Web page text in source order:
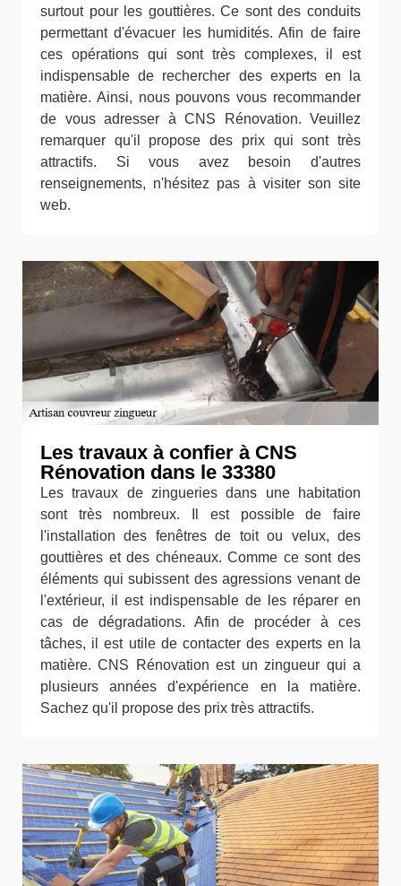
surtout pour les gouttières. Ce sont des conduits
permettant d'évacuer les humidités. Afin de faire
ces opérations qui sont très complexes, il est
indispensable de rechercher des experts en la
matière. Ainsi, nous pouvons vous recommander
de vous adresser à CNS Rénovation. Veuillez
remarquer qu'il propose des prix qui sont très
attractifs. Si vous avez besoin d'autres
renseignements, n'hésitez pas à visiter son site
web.
Les travaux à confier à CNS
Rénovation dans le 33380
Les travaux de zingueries dans une habitation
sont très nombreux. Il est possible de faire
l'installation des fenêtres de toit ou velux, des
gouttières et des chéneaux. Comme ce sont des
éléments qui subissent des agressions venant de
l'extérieur, il est indispensable de les réparer en
cas de dégradations. Afin de procéder à ces
tâches, il est utile de contacter des experts en la
matière. CNS Rénovation est un zingueur qui a
plusieurs années d'expérience en la matière.
Sachez qu'il propose des prix très attractifs.